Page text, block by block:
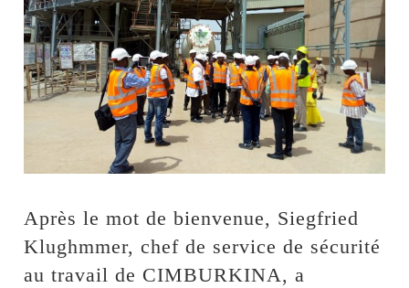
Après le mot de bienvenue, Siegfried
Klughmmer, chef de service de sécurité
au travail de CIMBURKINA, a